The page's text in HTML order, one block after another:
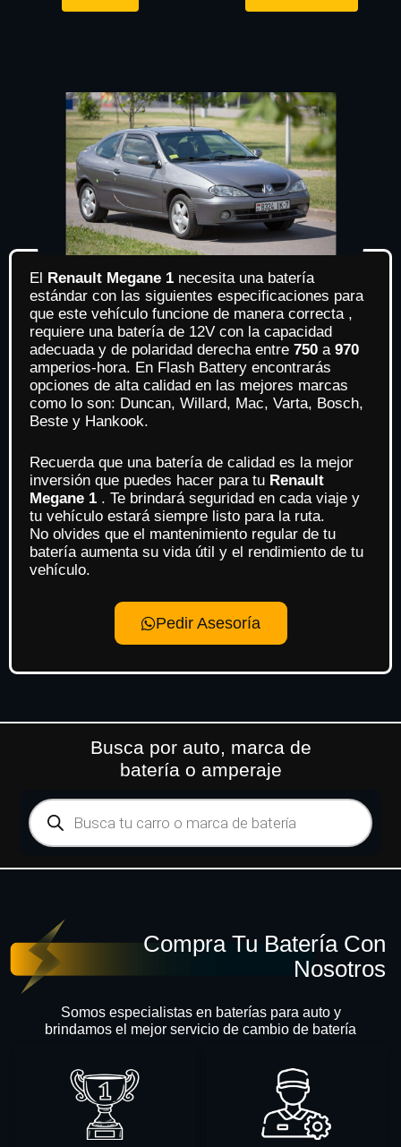
El Renault Megane 1 necesita una batería
estándar con las siguientes especificaciones para
que este vehículo funcione de manera correcta ,
requiere una batería de 12V con la capacidad
adecuada y de polaridad derecha entre 750 a 970
amperios-hora. En Flash Battery encontrarás
opciones de alta calidad en las mejores marcas
como lo son: Duncan, Willard, Mac, Varta, Bosch,
Beste y Hankook.
Recuerda que una batería de calidad es la mejor
inversión que puedes hacer para tu Renault
Megane 1 . Te brindará seguridad en cada viaje y
tu vehículo estará siempre listo para la ruta.
No olvides que el mantenimiento regular de tu
batería aumenta su vida útil y el rendimiento de tu
vehículo.
Pedir Asesoría
Busca por auto, marca de
batería o amperaje
Compra Tu Batería Con
Nosotros
Somos especialistas en baterías para auto y
brindamos el mejor servicio de cambio de batería